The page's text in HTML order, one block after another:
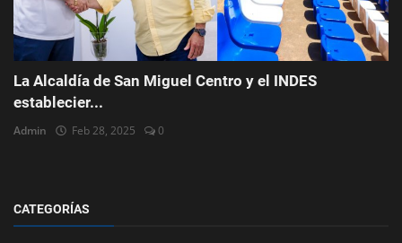
La Alcaldía de San Miguel Centro y el INDES
establecier...
Admin Feb 28, 2025 0
CATEGORÍAS